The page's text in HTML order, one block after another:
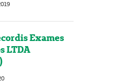
Exames
LTDA